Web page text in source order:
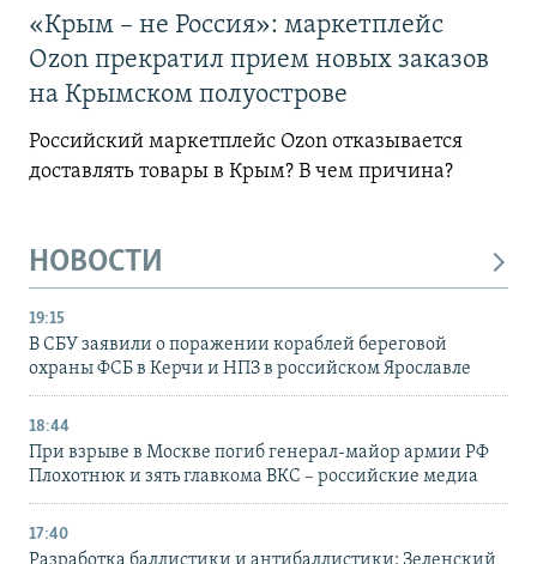
«Крым – не Россия»: маркетплейс
Ozon прекратил прием новых заказов
на Крымском полуострове
Российский маркетплейс Ozon отказывается
доставлять товары в Крым? В чем причина?
НОВОСТИ
19:15
В СБУ заявили о поражении кораблей береговой
охраны ФСБ в Керчи и НПЗ в российском Ярославле
18:44
При взрыве в Москве погиб генерал-майор армии РФ
Плохотнюк и зять главкома ВКС – российские медиа
17:40